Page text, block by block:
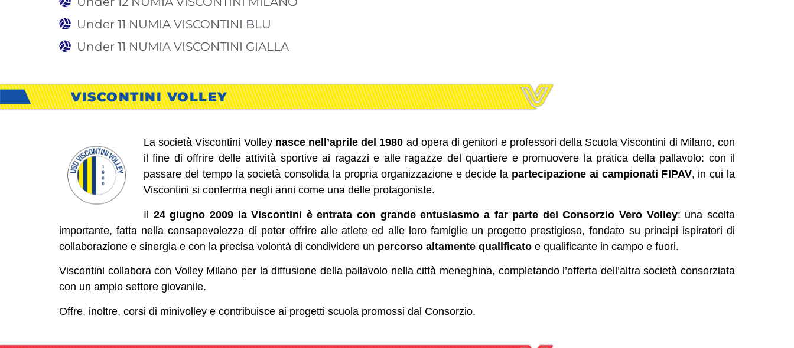
Under 11 NUMIA VISCONTINI BLU
Under 11 NUMIA VISCONTINI GIALLA
VISCONTINI VOLLEY
La società Viscontini Volley nasce nell’aprile del 1980 ad opera di genitori e professori della Scuola Viscontini di Milano, con
il fine di offrire delle attività sportive ai ragazzi e alle ragazze del quartiere e promuovere la pratica della pallavolo: con il
passare del tempo la società consolida la propria organizzazione e decide la partecipazione ai campionati FIPAV, in cui la
Viscontini si conferma negli anni come una delle protagoniste.
Il 24 giugno 2009 la Viscontini è entrata con grande entusiasmo a far parte del Consorzio Vero Volley: una scelta
importante, fatta nella consapevolezza di poter offrire alle atlete ed alle loro famiglie un progetto prestigioso, fondato su principi ispiratori di
collaborazione e sinergia e con la precisa volontà di condividere un percorso altamente qualificato e qualificante in campo e fuori.
Viscontini collabora con Volley Milano per la diffusione della pallavolo nella città meneghina, completando l’offerta dell’altra società consorziata
con un ampio settore giovanile.
Offre, inoltre, corsi di minivolley e contribuisce ai progetti scuola promossi dal Consorzio.